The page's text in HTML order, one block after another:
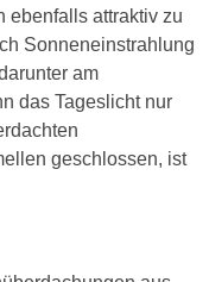
ebenfalls attraktiv zu
Sonneneinstrahlung
am
das Tageslicht nur
geschlossen, ist